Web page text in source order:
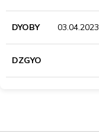
DYOBY 03.04.2023
DZGYO